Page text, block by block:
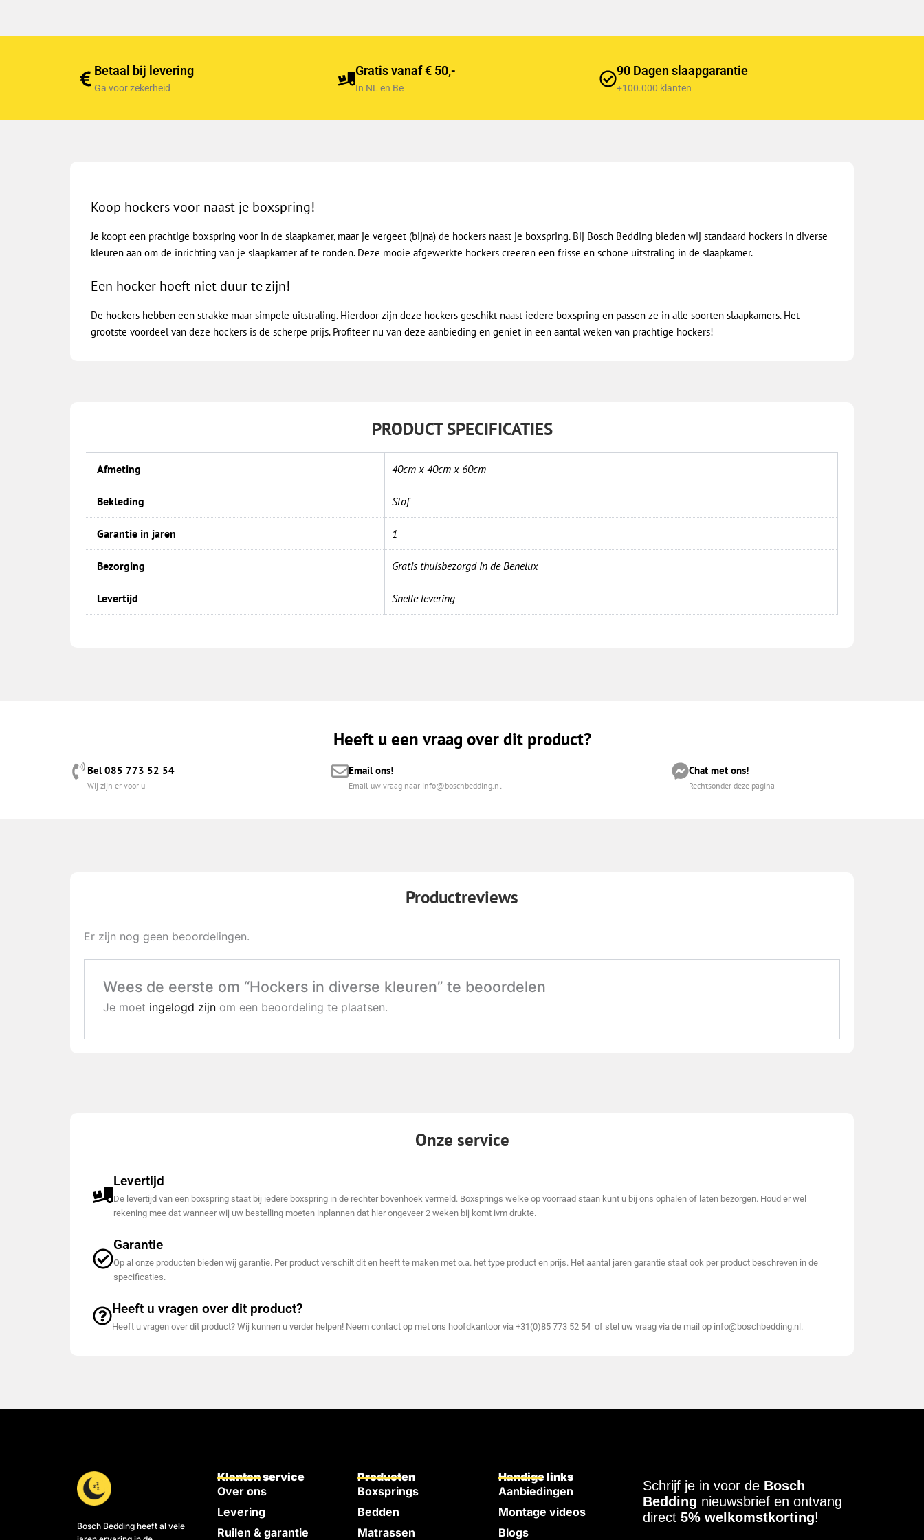
Betaal bij levering
Ga voor zekerheid
Gratis vanaf € 50,-
In NL en Be
90 Dagen slaapgarantie
+100.000 klanten
Koop hockers voor naast je boxspring!
Je koopt een prachtige boxspring voor in de slaapkamer, maar je vergeet (bijna) de hockers naast je boxspring. Bij Bosch Bedding bieden wij standaard hockers in diverse
kleuren aan om de inrichting van je slaapkamer af te ronden. Deze mooie afgewerkte hockers creëren een frisse en schone uitstraling in de slaapkamer.
Een hocker hoeft niet duur te zijn!
De hockers hebben een strakke maar simpele uitstraling. Hierdoor zijn deze hockers geschikt naast iedere boxspring en passen ze in alle soorten slaapkamers. Het
grootste voordeel van deze hockers is de scherpe prijs. Profiteer nu van deze aanbieding en geniet in een aantal weken van prachtige hockers!
PRODUCT SPECIFICATIES
Afmeting 40cm x 40cm x 60cm
Bekleding Stof
Garantie in jaren 1
Bezorging Gratis thuisbezorgd in de Benelux
Levertijd Snelle levering
Heeft u een vraag over dit product?
Bel 085 773 52 54
Wij zijn er voor u
Email ons!
Email uw vraag naar info@boschbedding.nl
Chat met ons!
Rechtsonder deze pagina
Productreviews
Er zijn nog geen beoordelingen.
Wees de eerste om “Hockers in diverse kleuren” te beoordelen
Je moet ingelogd zijnom een beoordeling te plaatsen.
Onze service
Levertijd
De levertijd van een boxspring staat bij iedere boxspring in de rechter bovenhoek vermeld. Boxsprings welke op voorraad staan kunt u bij ons ophalen of laten bezorgen. Houd er wel
rekening mee dat wanneer wij uw bestelling moeten inplannen dat hier ongeveer 2 weken bij komt ivm drukte.
Garantie
Op al onze producten bieden wij garantie. Per product verschilt dit en heeft te maken met o.a. het type product en prijs. Het aantal jaren garantie staat ook per product beschreven in de
specificaties.
Heeft u vragen over dit product?
Heeft u vragen over dit product? Wij kunnen u verder helpen! Neem contact op met ons hoofdkantoor via +31(0)85 773 52 54 of stel uw vraag via de mail op info@boschbedding.nl.
Bosch Bedding heeft al vele
Klanten service
Over ons
Levering
Ruilen & garantie
Producten
Boxsprings
Bedden
Matrassen
Handige links
Aanbiedingen
Montage videos
Blogs
Schrijf je in voor de Bosch
Bedding nieuwsbrief en ontvang
direct 5% welkomstkorting!